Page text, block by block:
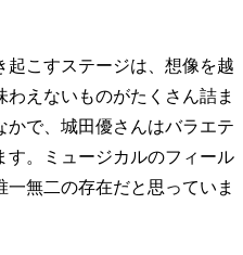
起こすステージは、想像を越
えないものがたくさん詰ま
かで、城田優さんはバラエテ
す。ミュージカルのフィール
一無二の存在だと思っていま